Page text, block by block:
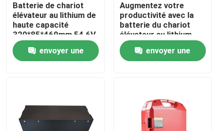
Au sujet de nous
Batterie de chariot
élévateur au lithium de
haute capacité
320*85*469mm 54,6V
Longue durée de vie
envoyer une
Augmentez votre
productivité avec la
batterie du chariot
élévateur au lithium
envoyer une